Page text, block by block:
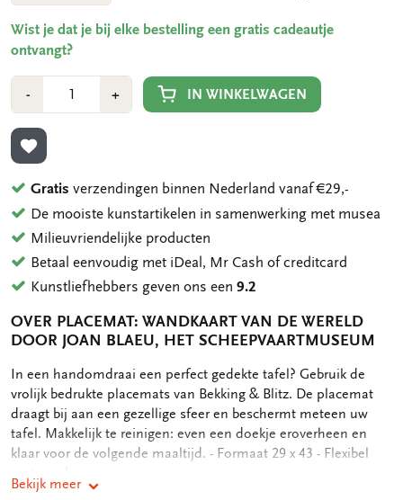
Wist je dat je bij elke bestelling een gratis cadeautje
ontvangt?
-Min
1
+Plus
1
IN WINKELWAGEN
TOEVOEGEN AAN VERLANGLIJST
Gratis verzendingen binnen Nederland vanaf €29,-
De mooiste kunstartikelen in samenwerking met musea
Milieuvriendelijke producten
Betaal eenvoudig met iDeal, Mr Cash of creditcard
Kunstliefhebbers geven ons een9.2
OVER PLACEMAT: WANDKAART VAN DE WERELD
DOOR JOAN BLAEU, HET SCHEEPVAARTMUSEUM
OMSCHRIJVING
In een handomdraai een perfect gedekte tafel? Gebruik de
vrolijk bedrukte placemats van Bekking & Blitz. De placemat
draagt bij aan een gezellige sfeer en beschermt meteen uw
tafel. Makkelijk te reinigen: even een doekje eroverheen en
klaar voor de volgende maaltijd. - Formaat 29 x 43 - Flexibel
Bekijk meer